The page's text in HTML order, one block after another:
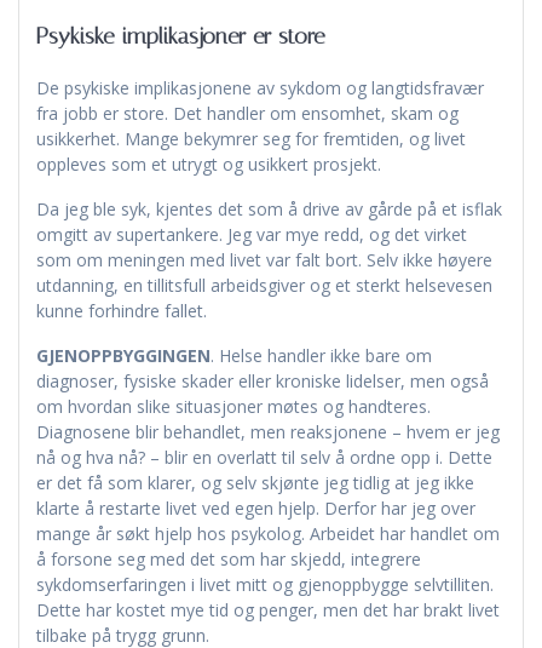
Psykiske implikasjoner er store
De psykiske implikasjonene av sykdom og langtidsfravær
fra jobb er store. Det handler om ensomhet, skam og
usikkerhet. Mange bekymrer seg for fremtiden, og livet
oppleves som et utrygt og usikkert prosjekt.
Da jeg ble syk, kjentes det som å drive av gårde på et isflak
omgitt av supertankere. Jeg var mye redd, og det virket
som om meningen med livet var falt bort. Selv ikke høyere
utdanning, en tillitsfull arbeidsgiver og et sterkt helsevesen
kunne forhindre fallet.
GJENOPPBYGGINGEN. Helse handler ikke bare om
diagnoser, fysiske skader eller kroniske lidelser, men også
om hvordan slike situasjoner møtes og handteres.
Diagnosene blir behandlet, men reaksjonene – hvem er jeg
nå og hva nå? – blir en overlatt til selv å ordne opp i. Dette
er det få som klarer, og selv skjønte jeg tidlig at jeg ikke
klarte å restarte livet ved egen hjelp. Derfor har jeg over
mange år søkt hjelp hos psykolog. Arbeidet har handlet om
å forsone seg med det som har skjedd, integrere
sykdomserfaringen i livet mitt og gjenoppbygge selvtilliten.
Dette har kostet mye tid og penger, men det har brakt livet
tilbake på trygg grunn.